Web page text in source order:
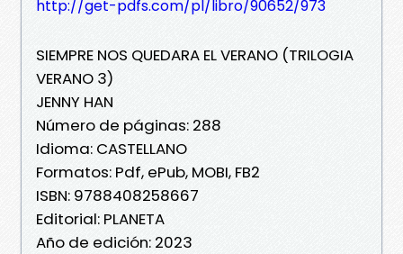
http://get-pdfs.com/pl/libro/90652/973
SIEMPRE NOS QUEDARA EL VERANO (TRILOGIA
VERANO 3)
JENNY HAN
Número de páginas: 288
Idioma: CASTELLANO
Formatos: Pdf, ePub, MOBI, FB2
ISBN: 9788408258667
Editorial: PLANETA
Año de edición: 2023